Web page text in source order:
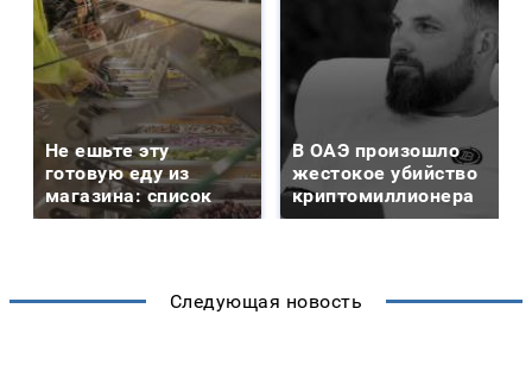
Не ешьте эту
готовую еду из
магазина: список
В ОАЭ произошло
жестокое убийство
криптомиллионера
Следующая новость